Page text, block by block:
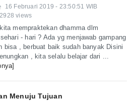
16 Februari 2019 - 23:50:51 WIB
views
mempraktekan dhamma dlm
- hari ? Ada yg menjawab gampang
bisa , berbuat baik sudah banyak Disini
, kita selalu belajar dari ...
Menuju Tujuan